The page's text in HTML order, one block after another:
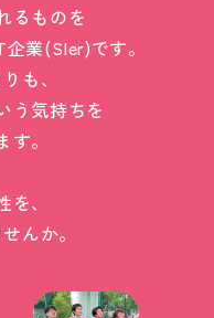
るものを
業(SIer)です。
も、
う気持ちを
。
、
んか。